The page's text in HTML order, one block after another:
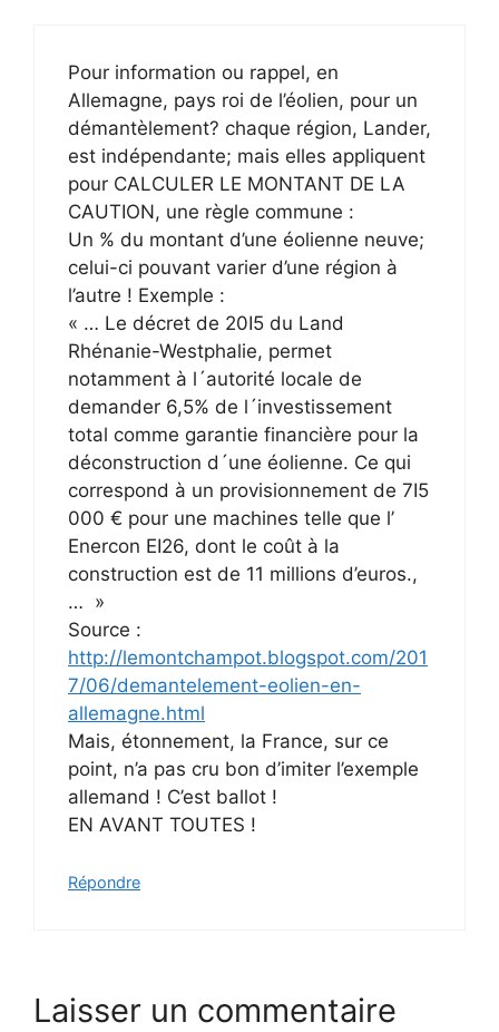
Pour information ou rappel, en
Allemagne, pays roi de l’éolien, pour un
démantèlement? chaque région, Lander,
est indépendante; mais elles appliquent
pour CALCULER LE MONTANT DE LA
CAUTION, une règle commune :
Un % du montant d’une éolienne neuve;
celui-ci pouvant varier d’une région à
l’autre ! Exemple :
« … Le décret de 20I5 du Land
Rhénanie-Westphalie, permet
notamment à l´autorité locale de
demander 6,5% de l´investissement
total comme garantie financière pour la
déconstruction d´une éolienne. Ce qui
correspond à un provisionnement de 7I5
000 € pour une machines telle que l’
Enercon EI26, dont le coût à la
construction est de 11 millions d’euros.,
… »
Source :
http://lemontchampot.blogspot.com/201
7/06/demantelement-eolien-en-
allemagne.html
Mais, étonnement, la France, sur ce
point, n’a pas cru bon d’imiter l’exemple
allemand ! C’est ballot !
EN AVANT TOUTES !
Répondre
Laisser un commentaire